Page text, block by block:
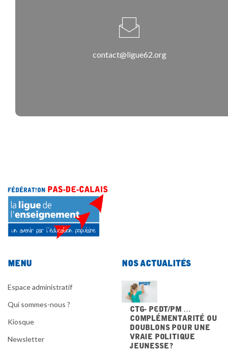
contact@ligue62.org
Menu
Espace administratif
Qui sommes-nous ?
Kiosque
Newsletter
Nos actualités
CTG- PEdT/PM …
Complémentarité ou
doublons pour une
vraie politique
jeunesse ?